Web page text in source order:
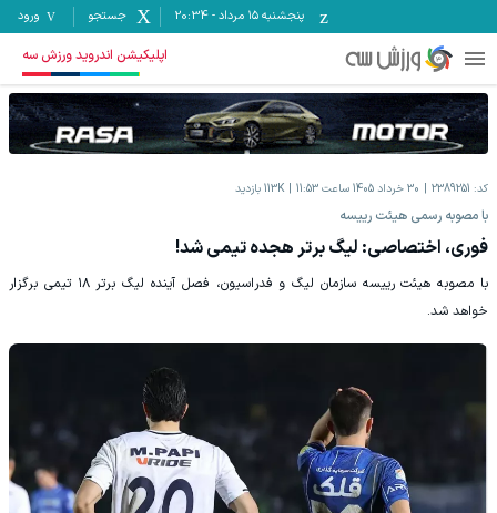
پنجشنبه ۱۵ مرداد -
20:34 جستجو ورود
اپلیکیشن اندروید ورزش سه
کد: 2389251 30 خرداد 1405 ساعت 11:53 113K بازدید
با مصوبه رسمی هیئت رییسه
فوری، اختصاصی: لیگ برتر هجده تیمی شد!
با مصوبه هیئت رییسه سازمان لیگ و فدراسیون، فصل آینده لیگ برتر ۱۸ تیمی برگزار
خواهد شد.